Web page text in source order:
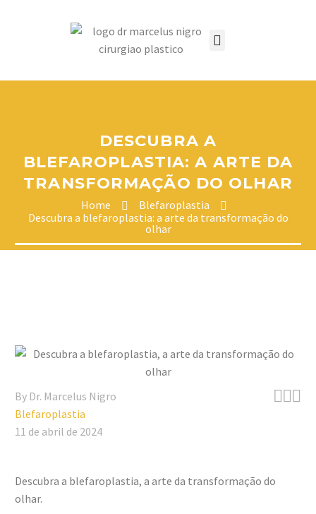
DESCUBRA A
BLEFAROPLASTIA: A ARTE DA
TRANSFORMAÇÃO DO OLHAR
Home
Blefaroplastia
Descubra a blefaroplastia: a arte da transformação do
olhar

By Dr. Marcelus Nigro
Blefaroplastia
11 de abril de 2024
Descubra a blefaroplastia, a arte da transformação do
olhar.